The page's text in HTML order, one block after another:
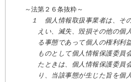
～法第２６条抜粋～
１ 個人情報取扱事業者は、そ
えい、滅失、毀損その他の個
る事態であって個人の権利利
ものとして個人情報保護委員
たときは、個人情報保護委員
り、当該事態が生じた旨を個